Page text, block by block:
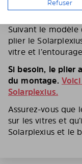
5. PLIEZ LE
Suivant le
plier le
vitre et
Si besoin, le plier
du montage.
Solarplexius.
Assurez-vous que
sur les vitres et
Solarplexius et le
Refuser